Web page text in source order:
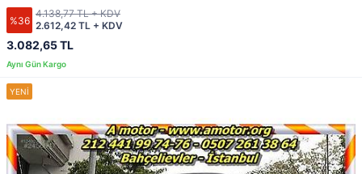
%36
3.082,65 TL
2.612,42 TL + KDV
4.138,77 TL + KDV